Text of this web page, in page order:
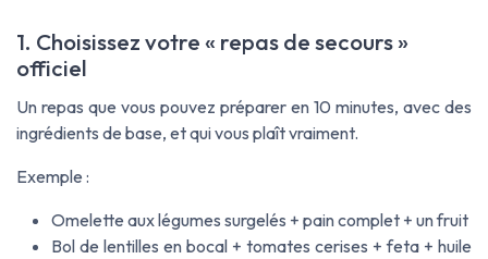
1. Choisissez votre « repas de secours »
officiel
Un repas que vous pouvez préparer en 10 minutes, avec des
ingrédients de base, et qui vous plaît vraiment.
Exemple :
Omelette aux légumes surgelés + pain complet + un fruit
Bol de lentilles en bocal + tomates cerises + feta + huile